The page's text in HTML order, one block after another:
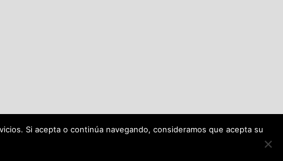
Si acepta o continúa navegando, consideramos que acepta su